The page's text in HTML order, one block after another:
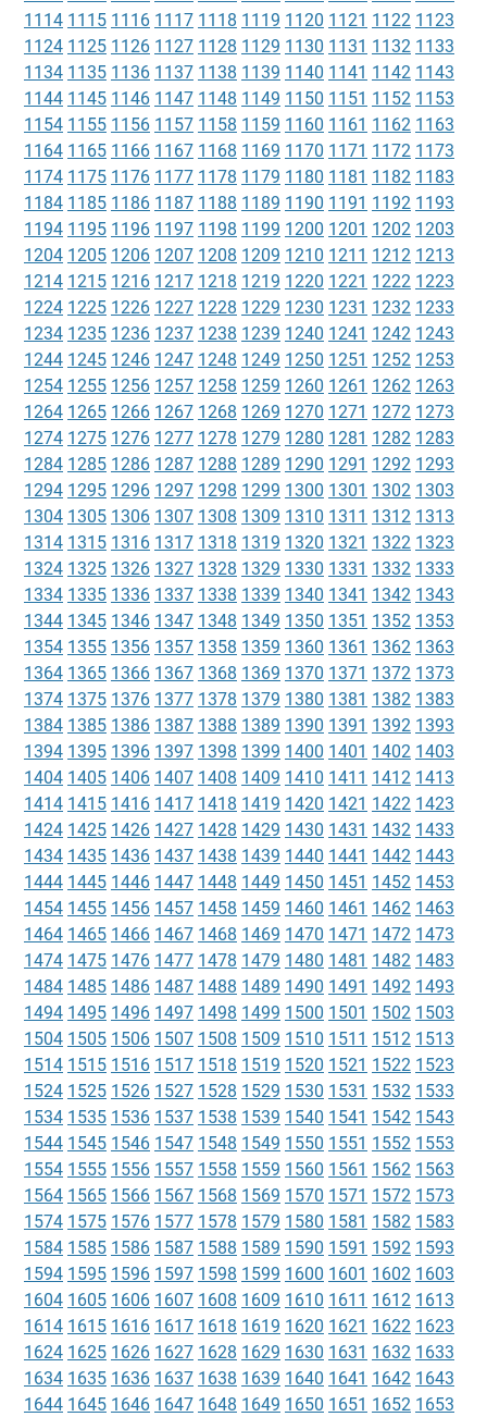
1114 1115 1116 1117 1118 1119 1120 1121 1122 1123
1124 1125 1126 1127 1128 1129 1130 1131 1132 1133
1134 1135 1136 1137 1138 1139 1140 1141 1142 1143
1144 1145 1146 1147 1148 1149 1150 1151 1152 1153
1154 1155 1156 1157 1158 1159 1160 1161 1162 1163
1164 1165 1166 1167 1168 1169 1170 1171 1172 1173
1174 1175 1176 1177 1178 1179 1180 1181 1182 1183
1184 1185 1186 1187 1188 1189 1190 1191 1192 1193
1194 1195 1196 1197 1198 1199 1200 1201 1202 1203
1204 1205 1206 1207 1208 1209 1210 1211 1212 1213
1214 1215 1216 1217 1218 1219 1220 1221 1222 1223
1224 1225 1226 1227 1228 1229 1230 1231 1232 1233
1234 1235 1236 1237 1238 1239 1240 1241 1242 1243
1244 1245 1246 1247 1248 1249 1250 1251 1252 1253
1254 1255 1256 1257 1258 1259 1260 1261 1262 1263
1264 1265 1266 1267 1268 1269 1270 1271 1272 1273
1274 1275 1276 1277 1278 1279 1280 1281 1282 1283
1284 1285 1286 1287 1288 1289 1290 1291 1292 1293
1294 1295 1296 1297 1298 1299 1300 1301 1302 1303
1304 1305 1306 1307 1308 1309 1310 1311 1312 1313
1314 1315 1316 1317 1318 1319 1320 1321 1322 1323
1324 1325 1326 1327 1328 1329 1330 1331 1332 1333
1334 1335 1336 1337 1338 1339 1340 1341 1342 1343
1344 1345 1346 1347 1348 1349 1350 1351 1352 1353
1354 1355 1356 1357 1358 1359 1360 1361 1362 1363
1364 1365 1366 1367 1368 1369 1370 1371 1372 1373
1374 1375 1376 1377 1378 1379 1380 1381 1382 1383
1384 1385 1386 1387 1388 1389 1390 1391 1392 1393
1394 1395 1396 1397 1398 1399 1400 1401 1402 1403
1404 1405 1406 1407 1408 1409 1410 1411 1412 1413
1414 1415 1416 1417 1418 1419 1420 1421 1422 1423
1424 1425 1426 1427 1428 1429 1430 1431 1432 1433
1434 1435 1436 1437 1438 1439 1440 1441 1442 1443
1444 1445 1446 1447 1448 1449 1450 1451 1452 1453
1454 1455 1456 1457 1458 1459 1460 1461 1462 1463
1464 1465 1466 1467 1468 1469 1470 1471 1472 1473
1474 1475 1476 1477 1478 1479 1480 1481 1482 1483
1484 1485 1486 1487 1488 1489 1490 1491 1492 1493
1494 1495 1496 1497 1498 1499 1500 1501 1502 1503
1504 1505 1506 1507 1508 1509 1510 1511 1512 1513
1514 1515 1516 1517 1518 1519 1520 1521 1522 1523
1524 1525 1526 1527 1528 1529 1530 1531 1532 1533
1534 1535 1536 1537 1538 1539 1540 1541 1542 1543
1544 1545 1546 1547 1548 1549 1550 1551 1552 1553
1554 1555 1556 1557 1558 1559 1560 1561 1562 1563
1564 1565 1566 1567 1568 1569 1570 1571 1572 1573
1574 1575 1576 1577 1578 1579 1580 1581 1582 1583
1584 1585 1586 1587 1588 1589 1590 1591 1592 1593
1594 1595 1596 1597 1598 1599 1600 1601 1602 1603
1604 1605 1606 1607 1608 1609 1610 1611 1612 1613
1614 1615 1616 1617 1618 1619 1620 1621 1622 1623
1624 1625 1626 1627 1628 1629 1630 1631 1632 1633
1634 1635 1636 1637 1638 1639 1640 1641 1642 1643
1644 1645 1646 1647 1648 1649 1650 1651 1652 1653